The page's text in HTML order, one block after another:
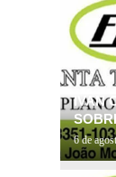
IVAN
6 de